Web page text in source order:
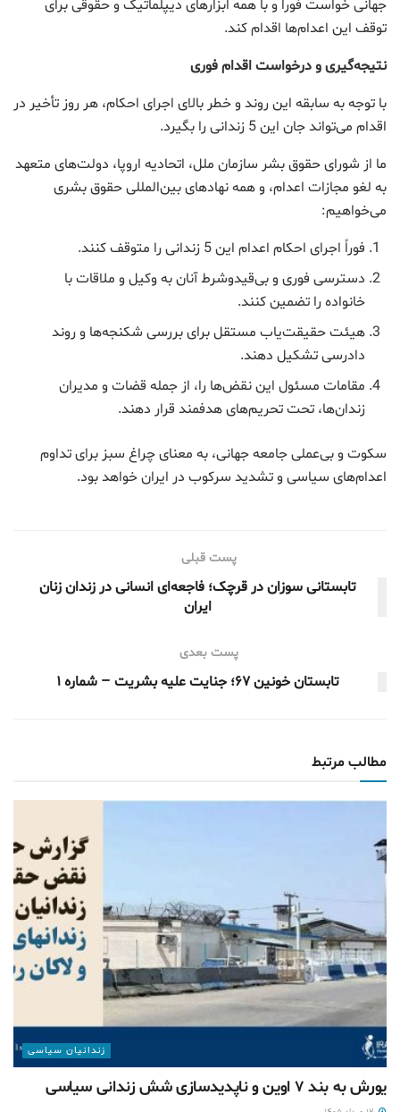
جهانی خواست فوراً و با همه ابزارهای دیپلماتیک و حقوقی برای
توقف این اعدام‌ها اقدام کند.
نتیجه‌گیری و درخواست اقدام فوری
با توجه به سابقه این روند و خطر بالای اجرای احکام، هر روز تأخیر در
اقدام می‌تواند جان این 5 زندانی را بگیرد.
ما از شورای حقوق بشر سازمان ملل، اتحادیه اروپا، دولت‌های متعهد
به لغو مجازات اعدام، و همه نهادهای بین‌المللی حقوق بشری
می‌خواهیم:
فوراً اجرای احکام اعدام این 5 زندانی را متوقف کنند.
دسترسی فوری و بی‌قیدوشرط آنان به وکیل و ملاقات با
خانواده را تضمین کنند.
هیئت حقیقت‌یاب مستقل برای بررسی شکنجه‌ها و روند
دادرسی تشکیل دهند.
مقامات مسئول این نقض‌ها را، از جمله قضات و مدیران
زندان‌ها، تحت تحریم‌های هدفمند قرار دهند.
سکوت و بی‌عملی جامعه جهانی، به معنای چراغ سبز برای تداوم
اعدام‌های سیاسی و تشدید سرکوب در ایران خواهد بود.
پست قبلی
تابستانی سوزان در قرچک؛ فاجعه‌ای انسانی در زندان زنان
ایران
پست بعدی
تابستان خونین ۶۷؛ جنایت علیه بشریت – شماره ۱
مطالب مرتبط
زندانیان سیاسی
یورش به بند ۷ اوین و ناپدیدسازی شش زندانی سیاسی